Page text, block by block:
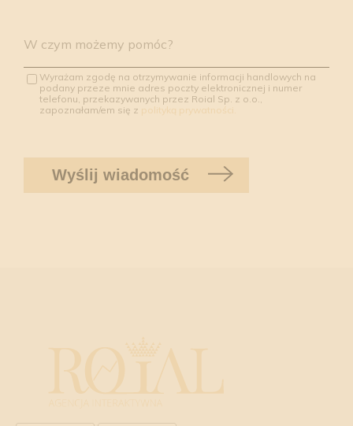
W czym możemy pomóc?
Wyrażam zgodę na otrzymywanie informacji handlowych na
podany przeze mnie adres poczty elektronicznej i numer
telefonu, przekazywanych przez Roial Sp. z o.o.,
zapoznałam/em się z polityką prywatności.